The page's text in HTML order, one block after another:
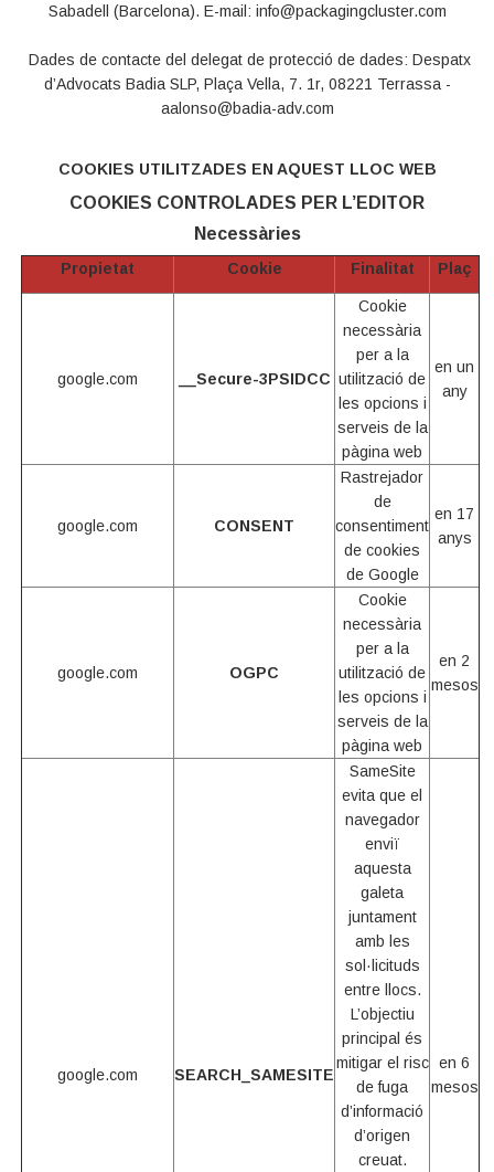
Sabadell (Barcelona). E-mail: info@packagingcluster.com
Dades de contacte del delegat de protecció de dades: Despatx
d’Advocats Badia SLP, Plaça Vella, 7. 1r, 08221 Terrassa -
aalonso@badia-adv.com
COOKIES UTILITZADES EN AQUEST LLOC WEB
COOKIES CONTROLADES PER L’EDITOR
Necessàries
Propietat Cookie Finalitat Plaç
google.com __Secure-3PSIDCC
Cookie
necessària
per a la
utilització de
les opcions i
serveis de la
pàgina web
en un
any
google.com CONSENT
Rastrejador
de
consentiment
de cookies
de Google
en 17
anys
google.com OGPC
Cookie
necessària
per a la
utilització de
les opcions i
serveis de la
pàgina web
en 2
mesos
google.com SEARCH_SAMESITE
SameSite
evita que el
navegador
enviï
aquesta
galeta
juntament
amb les
sol·licituds
entre llocs.
L’objectiu
principal és
mitigar el risc
de fuga
d’informació
d’origen
creuat.
en 6
mesos